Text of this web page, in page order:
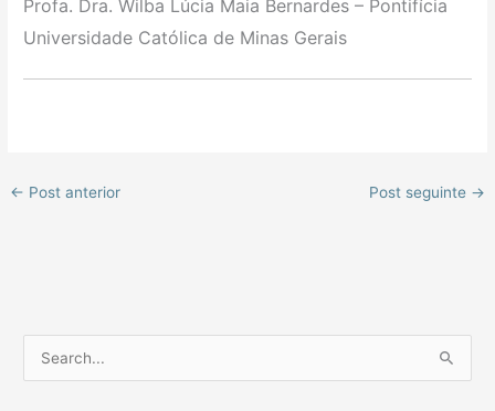
Profa. Dra. Wilba Lúcia Maia Bernardes – Pontifícia
Universidade Católica de Minas Gerais
← Post anterior Post seguinte →